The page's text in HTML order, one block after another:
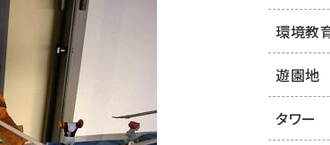
環境教
遊園地
タワー